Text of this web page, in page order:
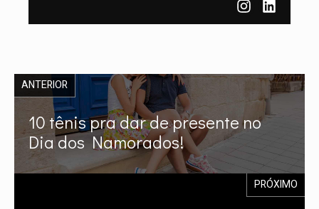
ANTERIOR
10 tênis pra dar de presente no
Dia dos Namorados!
PRÓXIMO